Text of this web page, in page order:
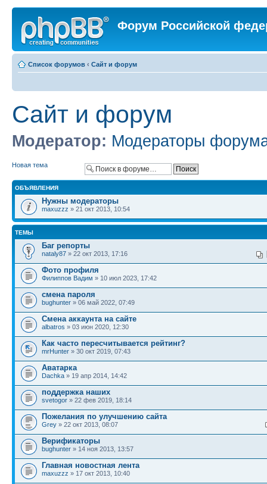
Форум Российской
Список форумов ‹ Сайт и форум
Сайт и форум
Модератор: Модераторы
Новая тема
ОБЪЯВЛЕНИЯ
Нужны модераторы
maxuzzz » 21 окт 2013, 10:54
ТЕМЫ
Баг репорты
nataly87 » 22 окт 2013, 17:16
Фото профиля
Филиппов Вадим » 10 июл 2023, 17:42
смена пароля
bughunter » 06 май 2022, 07:49
Смена аккаунта на сайте
albatros » 03 июн 2020, 12:30
Как часто пересчитывается рейтинг?
mrHunter » 30 окт 2019, 07:43
Аватарка
Dachka » 19 апр 2014, 14:42
поддержка наших
svetogor » 22 фев 2019, 18:14
Пожелания по улучшению сайта
Grey » 22 окт 2013, 08:07
Верификаторы
bughunter » 14 ноя 2013, 13:57
Главная новостная лента
maxuzzz » 17 окт 2013, 10:40